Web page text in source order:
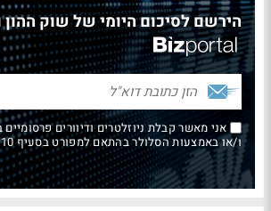
הירשם לסיכום היומי של שוק
אני מאשר קבלת ניוזלטרים ודיוורים
ו/או באמצעות הסלולר בהתאם למפורט בסעיף 10 בתנאי השימוש